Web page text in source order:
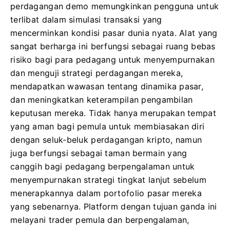
perdagangan demo memungkinkan pengguna untuk
terlibat dalam simulasi transaksi yang
mencerminkan kondisi pasar dunia nyata. Alat yang
sangat berharga ini berfungsi sebagai ruang bebas
risiko bagi para pedagang untuk menyempurnakan
dan menguji strategi perdagangan mereka,
mendapatkan wawasan tentang dinamika pasar,
dan meningkatkan keterampilan pengambilan
keputusan mereka.Tidak hanya merupakan tempat
yang aman bagi pemula untuk membiasakan diri
dengan seluk-beluk perdagangan kripto, namun
juga berfungsi sebagai taman bermain yang
canggih bagi pedagang berpengalaman untuk
menyempurnakan strategi tingkat lanjut sebelum
menerapkannya dalam portofolio pasar mereka
yang sebenarnya. Platform dengan tujuan ganda ini
melayani trader pemula dan berpengalaman,